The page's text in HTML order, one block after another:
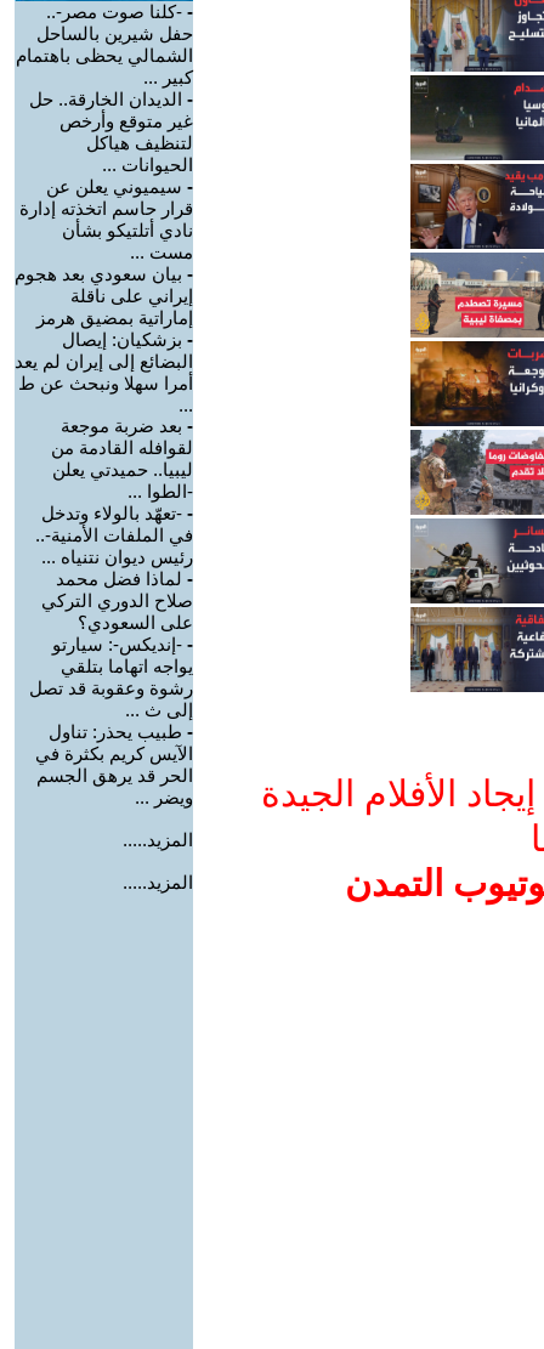
الأفلام الجيدة
التمدن
- -كلنا صوت مصر-..
حفل شيرين بالساحل
الشمالي يحظى باهتمام
كبير ...
- الديدان الخارقة.. حل
غير متوقع وأرخص
لتنظيف هياكل
الحيوانات ...
- سيميوني يعلن عن
قرار حاسم اتخذته إدارة
نادي أتلتيكو بشأن
مست ...
- بيان سعودي بعد هجوم
إيراني على ناقلة
إماراتية بمضيق هرمز
- بزشكيان: إيصال
البضائع إلى إيران لم يعد
أمرا سهلا ونبحث عن ط
...
- بعد ضربة موجعة
لقوافله القادمة من
ليبيا.. حميدتي يعلن
-الطوا ...
- -تعهّد بالولاء وتدخل
في الملفات الأمنية-..
رئيس ديوان نتنياه ...
- لماذا فضل محمد
صلاح الدوري التركي
على السعودي؟
- -إنديكس-: سيارتو
يواجه اتهاما بتلقي
رشوة وعقوبة قد تصل
إلى ث ...
- طبيب يحذر: تناول
الآيس كريم بكثرة في
الحر قد يرهق الجسم
ويضر ...
المزيد.....
المزيد.....